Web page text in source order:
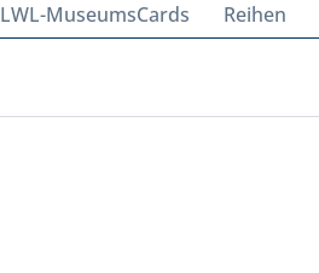
LWL-MuseumsCards Reihen